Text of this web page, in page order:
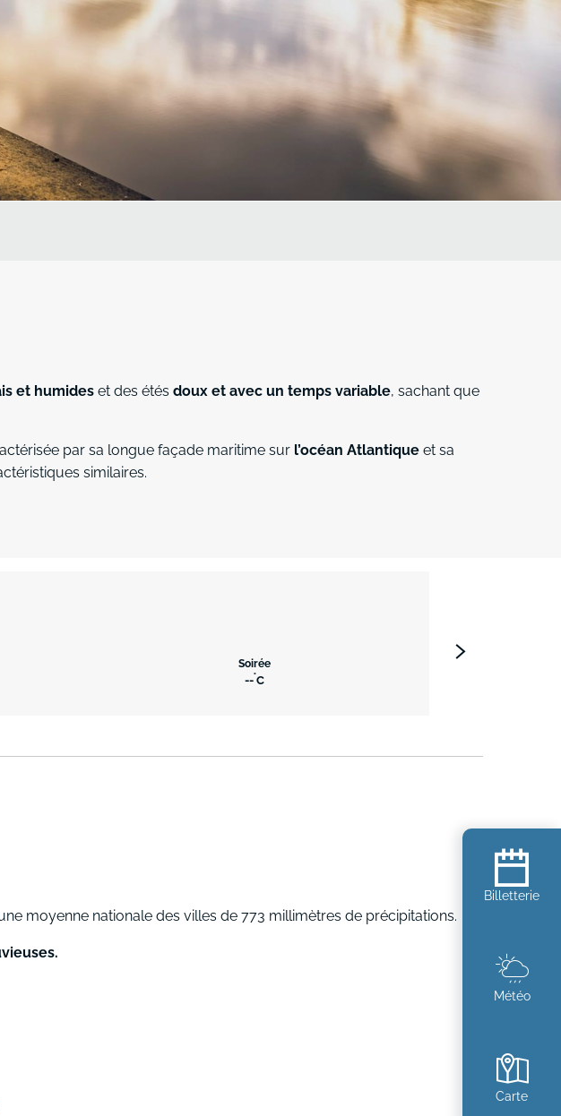
Billetterie
Météo
Carte
et humides et des étés doux et avec un temps variable, sachant que
par sa longue façade maritime sur l’océan Atlantique et sa
similaires.
Soirée
--°C
moyenne nationale des villes de 773 millimètres de précipitations.